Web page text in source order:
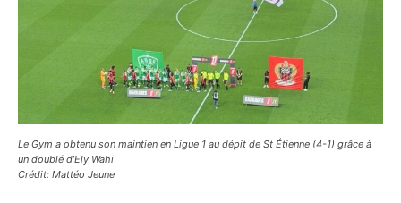
Le Gym a obtenu son maintien en Ligue 1 au dépit de St Étienne (4-1) grâce à
un doublé d’Ely Wahi
Crédit: Mattéo Jeune